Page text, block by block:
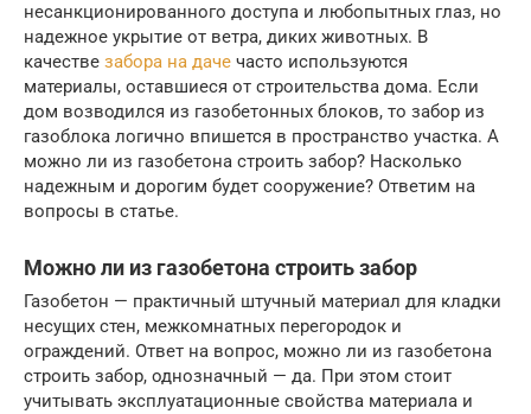
несанкционированного доступа и любопытных глаз, но
надежное укрытие от ветра, диких животных. В
качестве забора на даче часто используются
материалы, оставшиеся от строительства дома. Если
дом возводился из газобетонных блоков, то забор из
газоблока логично впишется в пространство участка. А
можно ли из газобетона строить забор? Насколько
надежным и дорогим будет сооружение? Ответим на
вопросы в статье.
Можно ли из газобетона строить забор
Газобетон — практичный штучный материал для кладки
несущих стен, межкомнатных перегородок и
ограждений. Ответ на вопрос, можно ли из газобетона
строить забор, однозначный — да. При этом стоит
учитывать эксплуатационные свойства материала и